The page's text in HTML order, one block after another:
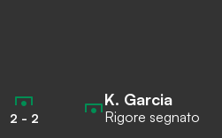
2 - 2
K. Garcia
Rigore segnato